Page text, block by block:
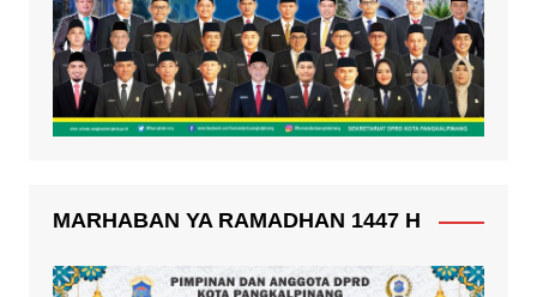
MARHABAN YA RAMADHAN 1447 H